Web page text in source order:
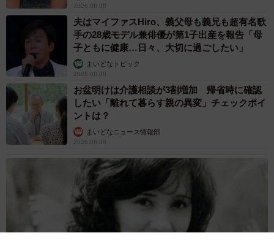
2026.08.08
夫はマイファスHiro、義父母も義兄も超有名歌
手の28歳モデル兼俳優が第1子出産を報告「母
子ともに健康…日々、大切に過ごしたい」
まいどなトピック
2026.08.08
お盆明けは介護相談が3割増加 帰省時に確認
したい「離れて暮らす親の異変」チェックポイ
ントは？
まいどなニュース情報部
2026.08.08